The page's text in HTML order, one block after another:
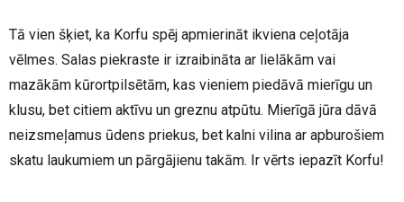
Tā vien šķiet, ka Korfu spēj apmierināt ikviena ceļotāja
vēlmes. Salas piekraste ir izraibināta ar lielākām vai
mazākām kūrortpilsētām, kas vieniem piedāvā mierīgu un
klusu, bet citiem aktīvu un greznu atpūtu. Mierīgā jūra dāvā
neizsmeļamus ūdens priekus, bet kalni vilina ar apburošiem
skatu laukumiem un pārgājienu takām. Ir vērts iepazīt Korfu!